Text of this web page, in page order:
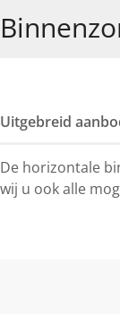
Uitgebreid
De horizontale
wij u ook alle